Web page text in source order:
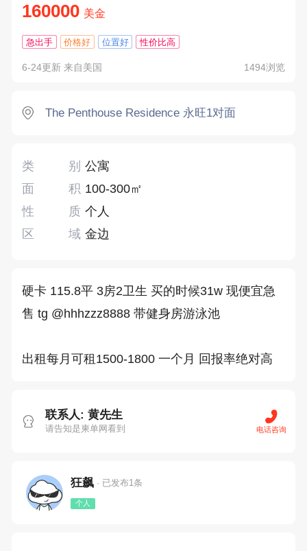
160000 美金
急出手 价格好 位置好 性价比高
6-24更新 来自美国 1494浏览
The Penthouse Residence 永旺1对面
类别 公寓
面积 100-300㎡
性质 个人
区域 金边
硬卡 115.8平 3房2卫生 买的时候31w 现便宜急
售 tg @hhhzzz8888 带健身房游泳池
出租每月可租1500-1800 一个月 回报率绝对高
联系人: 黄先生
请告知是柬单网看到 电话咨询
狂飙 · 已发布1条
个人